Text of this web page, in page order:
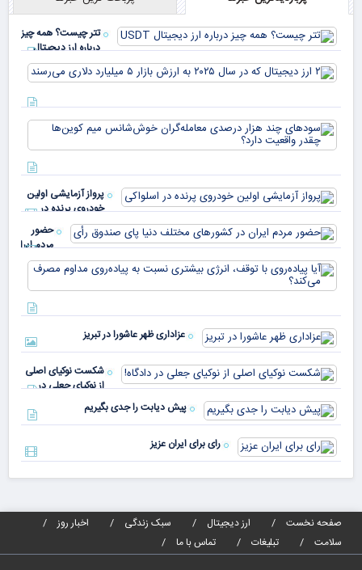
تتر چیست؟ همه چیز
درباره ارز دیجیتال
USDT
پرواز آزمایشی اولین
خودروی پرنده در
اسلواکی
حضور
مردم ایران
در
کشورهای
مختلف
دنیا پای
صندوق
عزاداری ظهر عاشورا در تبریز
شکست نوکیای اصلی
از نوکیای جعلی در
دادگاه!
پیش دیابت را جدی بگیریم
رای برای ایران عزیز
صفحه نخست ارز دیجیتال سبک زندگی
اخبار روز
سلامت
تبلیغات تماس با ما